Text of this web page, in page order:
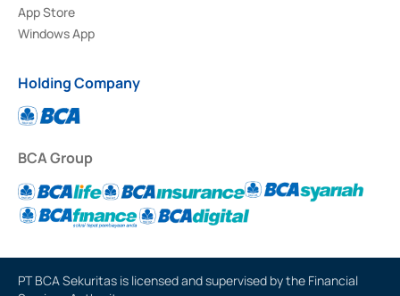
App Store
Windows App
Holding Company
BCA Group
PT BCA Sekuritas is licensed and supervised by the Financial